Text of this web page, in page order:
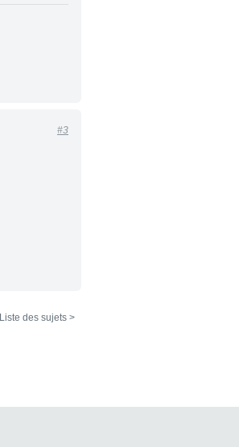
#3
< Liste des sujets